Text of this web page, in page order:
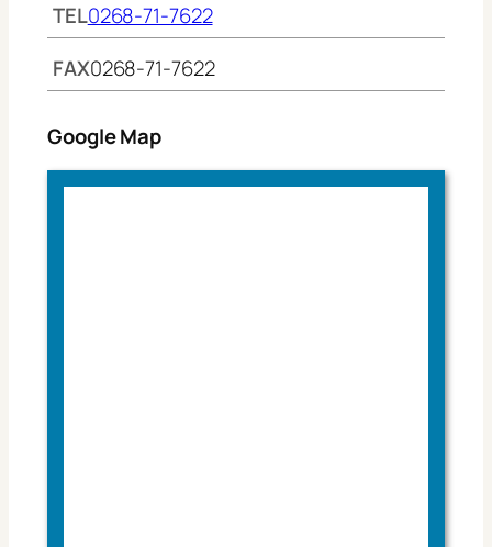
TEL0268-71-7622
FAX0268-71-7622
Google Map